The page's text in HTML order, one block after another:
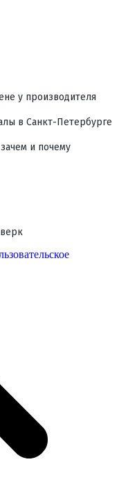
у производителя
в Санкт-Петербурге
и почему